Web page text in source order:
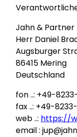
Jahn & Partner
Herr Daniel
Augsburger
86415 Mering
Deutschland
fon ..: +49-
fax ..: +49-
web ..: https://
email :